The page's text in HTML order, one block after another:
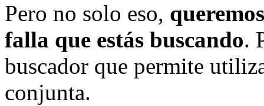
Pero no solo eso,
falla que estás buscando.
buscador que permite
conjunta.